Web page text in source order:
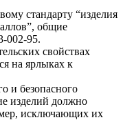
стандарту “изделия
общие
002-95.
свойствах
на ярлыках к
и безопасного
изделий должно
исключающих их